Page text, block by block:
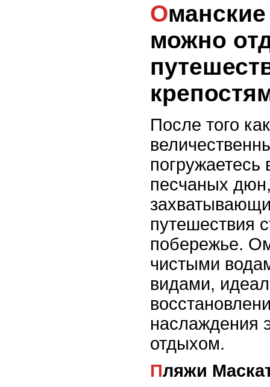
Оманские пляжи: где
можно
После того
погружаетесь
песчаных
путешествия
побережье.
чистыми
видами,
наслаждения
отдыхом.
Пляжи